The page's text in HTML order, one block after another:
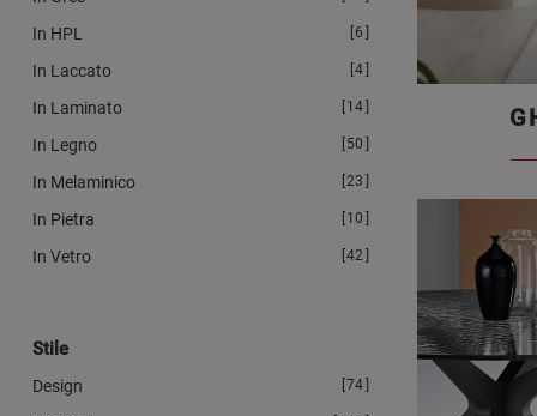
In HPL 6
In Laccato 4
In Laminato 14
In Legno 50
In Melaminico 23
In Pietra 10
In Vetro 42
Stile
Design 74